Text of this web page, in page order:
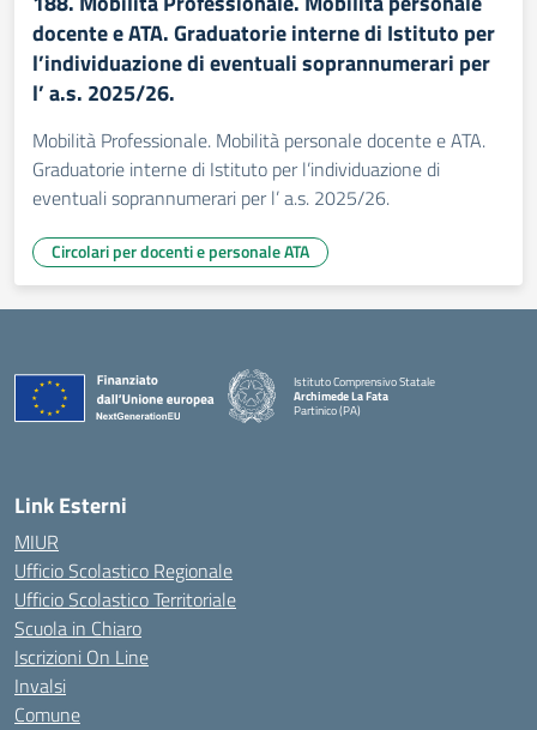
docente e ATA. Graduatorie interne di Istituto per
l’individuazione di eventuali soprannumerari per
l’ a.s. 2025/26.
Mobilità Professionale. Mobilità personale docente e ATA.
Graduatorie interne di Istituto per l’individuazione di
eventuali soprannumerari per l’ a.s. 2025/26.
Circolari per docenti e personale ATA
Istituto Comprensivo Statale
Archimede La Fata
Partinico (PA)
Link Esterni
MIUR
Ufficio Scolastico Regionale
Ufficio Scolastico Territoriale
Scuola in Chiaro
Iscrizioni On Line
Invalsi
Comune